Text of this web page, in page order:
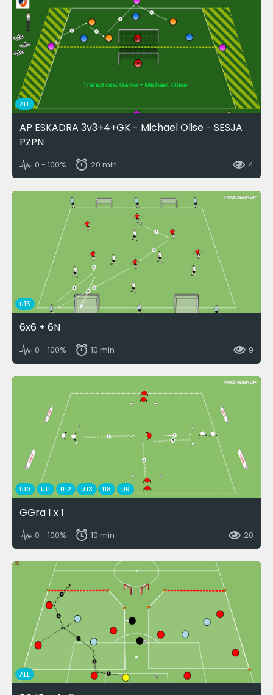
ALL
AP ESKADRA 3v3+4+GK - Michael Olise - SESJA
PZPN
0 - 100% 20 min 4
U15
6x6 + 6N
0 - 100% 10 min 9
U10 U11 U12 U13 U8 U9
GGra 1 x 1
0 - 100% 10 min 20
ALL